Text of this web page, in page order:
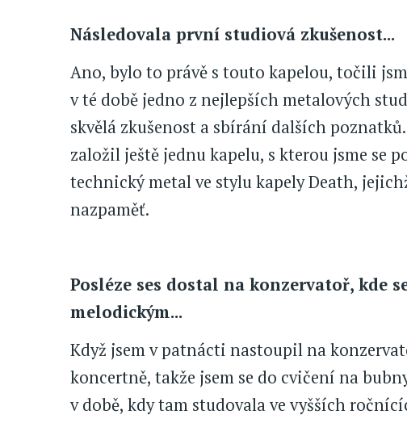
Následovala první studiová zkušenost...
Ano, bylo to právě s touto kapelou, točili
v té době jedno z nejlepších metalových
skvělá zkušenost a sbírání dalších
založil ještě jednu kapelu, s kterou jsme se
technický metal ve stylu kapely Death,
nazpaměť.
Posléze ses dostal na konzervatoř, kde
melodickým...
Když jsem v patnácti nastoupil na
koncertně, takže jsem se do cvičení na
v době, kdy tam studovala ve vyšších